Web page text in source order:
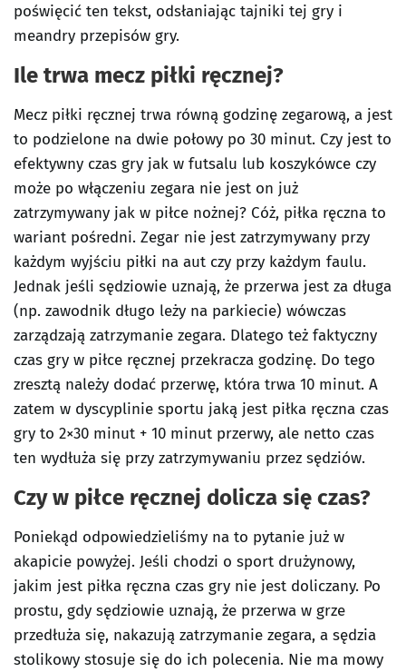
poświęcić ten tekst, odsłaniając tajniki tej gry i
meandry przepisów gry.
Ile trwa mecz piłki ręcznej?
Mecz piłki ręcznej trwa równą godzinę zegarową, a jest
to podzielone na dwie połowy po 30 minut. Czy jest to
efektywny czas gry jak w futsalu lub koszykówce czy
może po włączeniu zegara nie jest on już
zatrzymywany jak w piłce nożnej? Cóż, piłka ręczna to
wariant pośredni. Zegar nie jest zatrzymywany przy
każdym wyjściu piłki na aut czy przy każdym faulu.
Jednak jeśli sędziowie uznają, że przerwa jest za długa
(np. zawodnik długo leży na parkiecie) wówczas
zarządzają zatrzymanie zegara. Dlatego też faktyczny
czas gry w piłce ręcznej przekracza godzinę. Do tego
zresztą należy dodać przerwę, która trwa 10 minut. A
zatem w dyscyplinie sportu jaką jest piłka ręczna czas
gry to 2×30 minut + 10 minut przerwy, ale netto czas
ten wydłuża się przy zatrzymywaniu przez sędziów.
Czy w piłce ręcznej dolicza się czas?
Poniekąd odpowiedzieliśmy na to pytanie już w
akapicie powyżej. Jeśli chodzi o sport drużynowy,
jakim jest piłka ręczna czas gry nie jest doliczany. Po
prostu, gdy sędziowie uznają, że przerwa w grze
przedłuża się, nakazują zatrzymanie zegara, a sędzia
stolikowy stosuje się do ich polecenia. Nie ma mowy